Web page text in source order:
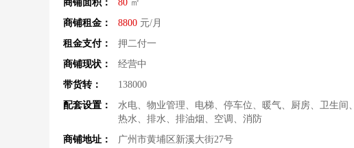
商铺面积：
80 ㎡
商铺租金：
8800 元/月
租金支付：
押二付一
商铺现状：
经营中
带货转：
138000
配套设置：
水电、物业管理、电梯、停车位、暖气、厨房、卫生间、
热水、排水、排油烟、空调、消防
商铺地址：
广州市黄埔区新溪大街27号